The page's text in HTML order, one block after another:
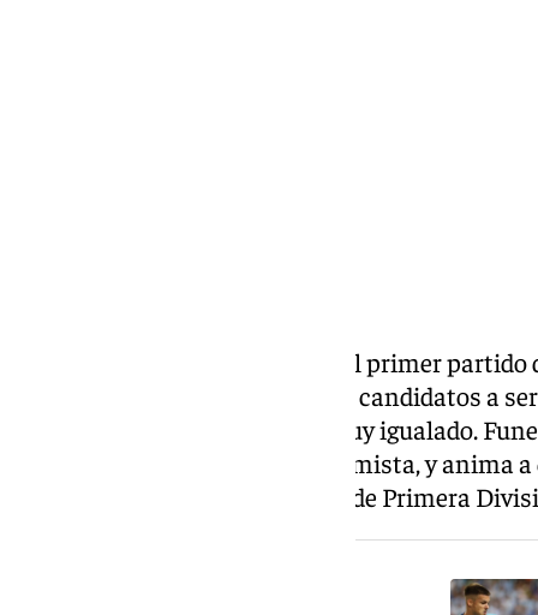
Málaga y Almería empatan en el primer
División. El encuentro entre los candidatos a
máxima categoría ha estado muy igualado.
tras el empate, a la par que optimista, y anima
porque el Málaga está a «un gol de Primera